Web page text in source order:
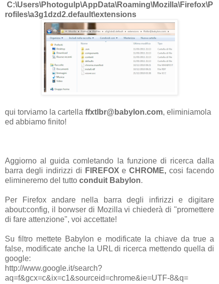
C:\Users\Photogulp\AppData\Roaming\Mozilla\Firefox\P
rofiles\a3g1dzd2.default\extensions
qui torviamo la cartella ffxtlbr@babylon.com, eliminiamola
ed abbiamo finito!
Aggiorno al guida comletando la funzione di ricerca dalla
barra degli indirizzi di FIREFOXeCHROME,cosi facendo
elimineremo del tutto conduit Babylon.
Per Firefox andare nella barra degli infirizzi e digitare
about:config, il borwser di Mozilla vi chiederà di "promettere
di fare attenzione", voi accettate!
Su filtro mettete Babylon e modificate la chiave da true a
false, modificate anche la URL di ricerca mettendo quella di
google:
http://www.google.it/search?
aq=f&gcx=c&ix=c1&sourceid=chrome&ie=UTF-8&q=